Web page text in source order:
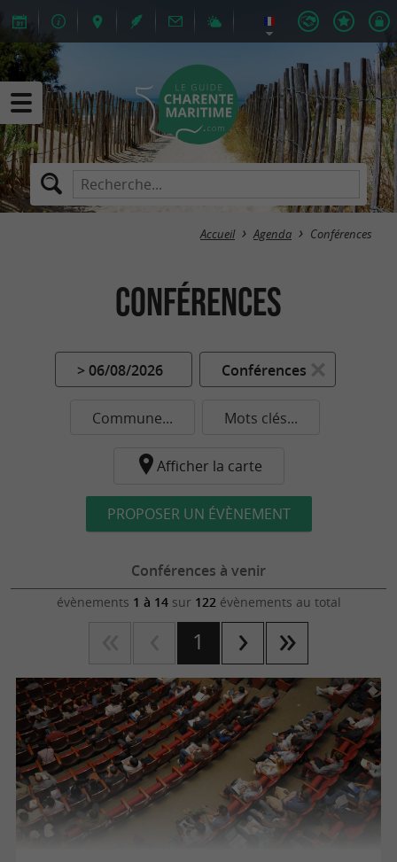
Accueil Agenda Conférences
Conférences
> 06/08/2026 Conférences
Commune... Mots clés...
Afficher la carte
PROPOSER UN ÉVÈNEMENT
Conférences à venir
évènements 1 à 14sur 122évènements au total
1